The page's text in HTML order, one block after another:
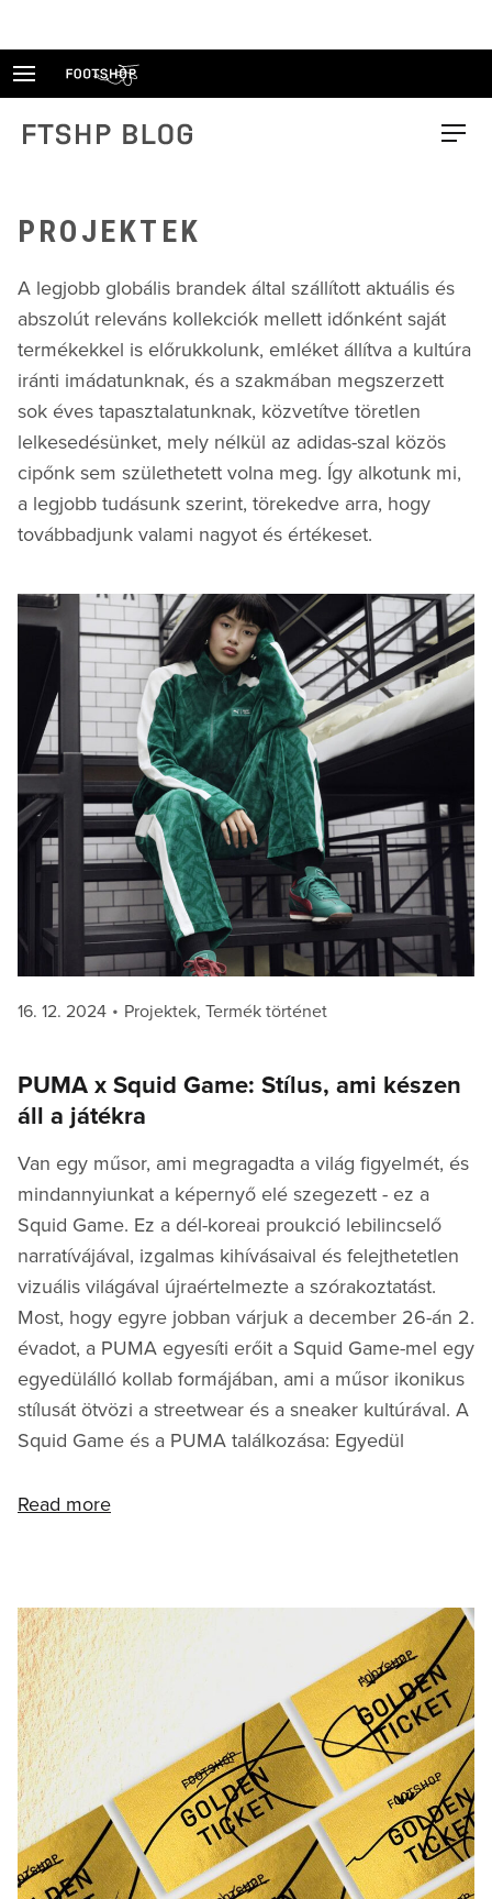
FTSHP blog Menu
PROJEKTEK
A legjobb globális brandek által szállított aktuális és
abszolút releváns kollekciók mellett időnként saját
termékekkel is előrukkolunk, emléket állítva a kultúra
iránti imádatunknak, és a szakmában megszerzett
sok éves tapasztalatunknak, közvetítve töretlen
lelkesedésünket, mely nélkül az adidas-szal közös
cipőnk sem születhetett volna meg. Így alkotunk mi,
a legjobb tudásunk szerint, törekedve arra, hogy
továbbadjunk valami nagyot és értékeset.
Posted
16. 12. 2024 Categories
Projektek, Termék történet
PUMA x Squid Game: Stílus, ami készen
áll a játékra
Van egy műsor, ami megragadta a világ figyelmét, és
mindannyiunkat a képernyő elé szegezett - ez a
Squid Game. Ez a dél-koreai proukció lebilincselő
narratívájával, izgalmas kihívásaival és felejthetetlen
vizuális világával újraértelmezte a szórakoztatást.
Most, hogy egyre jobban várjuk a december 26-án 2.
évadot, a PUMA egyesíti erőit a Squid Game-mel egy
egyedülálló kollab formájában, ami a műsor ikonikus
stílusát ötvözi a streetwear és a sneaker kultúrával. A
Squid Game és a PUMA találkozása: Egyedül
Read more